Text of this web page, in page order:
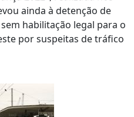
ainda à detenção de
habilitação legal para o
por suspeitas de tráfico